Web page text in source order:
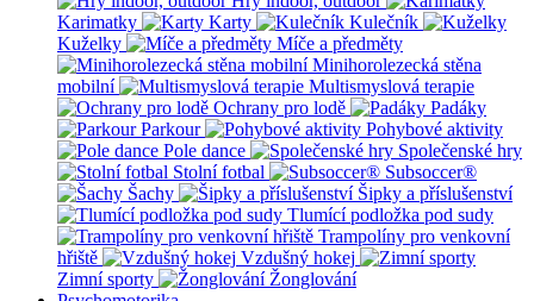
Karimatky
Karty
Kulečník
Kuželky
Míče a předměty
Minihorolezecká stěna
mobilní
Multismyslová terapie
Ochrany pro lodě
Padáky
Parkour
Pohybové aktivity
Pole dance
Společenské hry
Stolní fotbal
Subsoccer®
Šachy
Šipky a příslušenství
Tlumící podložka pod sudy
Trampolíny pro venkovní
hřiště
Vzdušný hokej
Zimní sporty
Žonglování